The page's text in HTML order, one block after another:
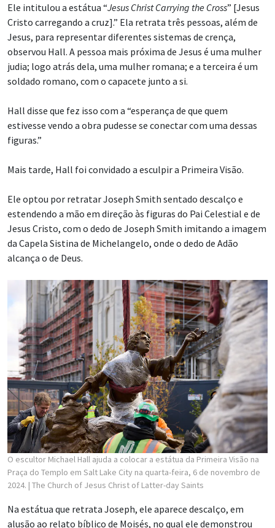
Ele intitulou a estátua “Jesus Christ Carrying the Cross” [Jesus
Cristo carregando a cruz].” Ela retrata três pessoas, além de
Jesus, para representar diferentes sistemas de crença,
observou Hall. A pessoa mais próxima de Jesus é uma mulher
judia; logo atrás dela, uma mulher romana; e a terceira é um
soldado romano, com o capacete junto a si.
Hall disse que fez isso com a “esperança de que quem
estivesse vendo a obra pudesse se conectar com uma dessas
figuras.”
Mais tarde, Hall foi convidado a esculpir a Primeira Visão.
Ele optou por retratar Joseph Smith sentado descalço e
estendendo a mão em direção às figuras do Pai Celestial e de
Jesus Cristo, com o dedo de Joseph Smith imitando a imagem
da Capela Sistina de Michelangelo, onde o dedo de Adão
alcança o de Deus.
O escultor Michael Hall ajuda a colocar a estátua da Primeira Visão na
Praça do Templo em Salt Lake City na quarta-feira, 6 de novembro de
2024. | The Church of Jesus Christ of Latter-day Saints
Na estátua que retrata Joseph, ele aparece descalço, em
alusão ao relato bíblico de Moisés, no qual ele demonstrou